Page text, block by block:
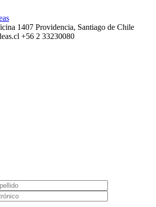
1407 Providencia, Santiago de Chile
+56 2 33230080